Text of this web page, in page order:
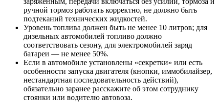
ручной тормоз работать корректно, не должно быть
подтеканий технических жидкостей.
Уровень топлива должен быть не менее 10 литров; для
дизельных автомобилей топливо должно
соответствовать сезону, для электромобилей заряд
батареи — не менее 50%.
Если в автомобиле установлены «секретки» или есть
особенности запуска двигателя (кнопки, иммобилайзер,
нестандартная последовательность действий),
обязательно заранее расскажите об этом сотруднику
стоянки или водителю автовоза.